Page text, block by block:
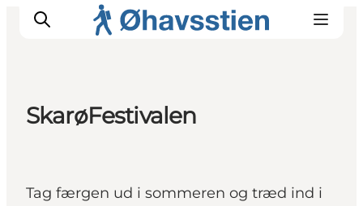
Planlægning
SkarøFestivalen
Tag færgen ud i sommeren og træd ind i